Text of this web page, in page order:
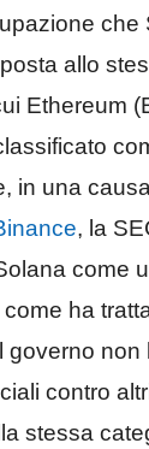
che
allo
Ethereum
in una
, la
come
ha
governo non
contro
stessa